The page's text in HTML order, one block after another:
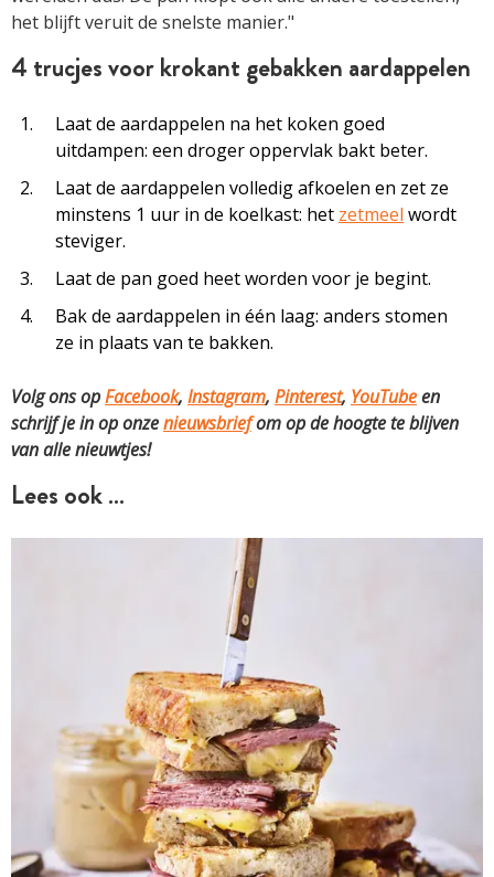
het blijft veruit de snelste manier."
4 trucjes voor krokant gebakken aardappelen
Laat de aardappelen na het koken goed
uitdampen: een droger oppervlak bakt beter.
Laat de aardappelen volledig afkoelen en zet ze
minstens 1 uur in de koelkast: het zetmeel wordt
steviger.
Laat de pan goed heet worden voor je begint.
Bak de aardappelen in één laag: anders stomen
ze in plaats van te bakken.
Volg ons opFacebook, Instagram, Pinterest, YouTubeen
schrijf je in op onzenieuwsbriefom op de hoogte te blijven
van alle nieuwtjes!
Lees ook …